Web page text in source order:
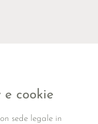
cookie
sede legale in